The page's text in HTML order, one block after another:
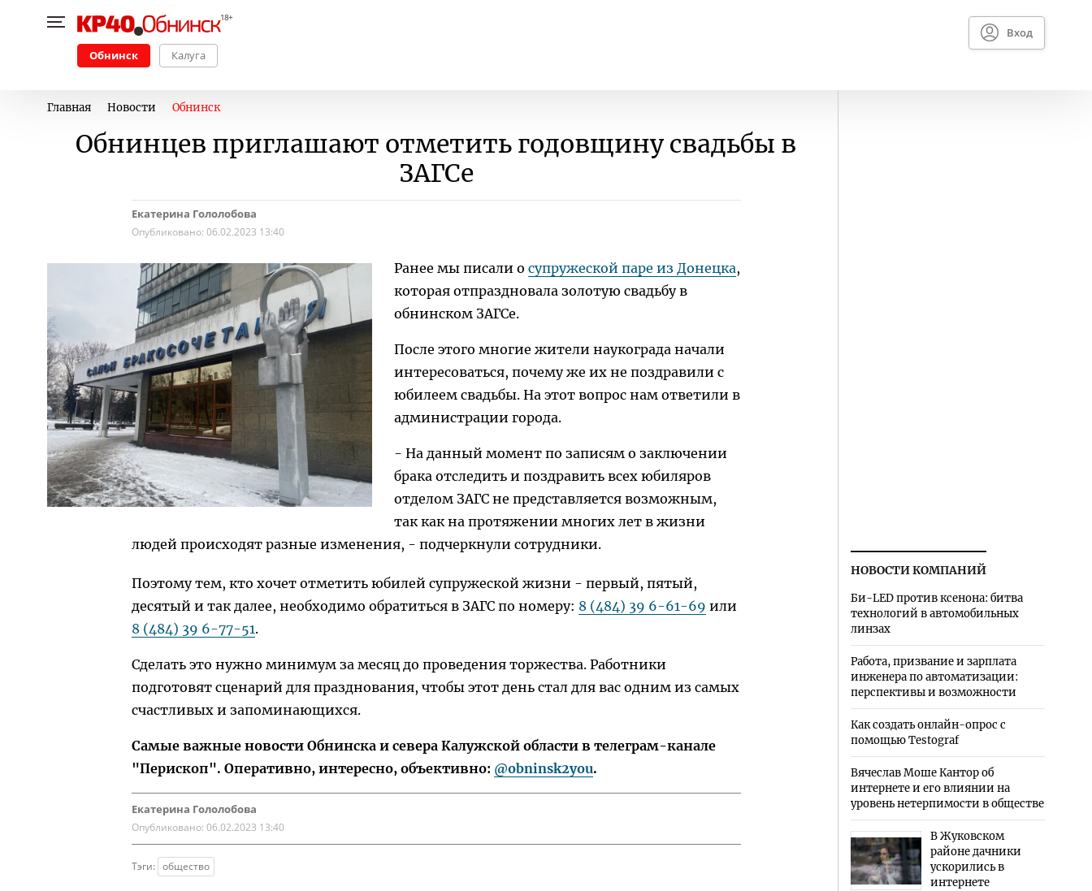
Обнинск Калуга
Вход
Главная Новости Обнинск
Обнинцев приглашают отметить годовщину свадьбы в
ЗАГСе
Екатерина Гололобова
Опубликовано: 06.02.2023 13:40
Ранее мы писали о супружеской паре из Донецка,
которая отпраздновала золотую свадьбу в
обнинском ЗАГСе.
После этого многие жители наукограда начали
интересоваться, почему же их не поздравили с
юбилеем свадьбы. На этот вопрос нам ответили в
администрации города.
- На данный момент по записям о заключении
брака отследить и поздравить всех юбиляров
отделом ЗАГС не представляется возможным,
так как на протяжении многих лет в жизни
людей происходят разные изменения, - подчеркнули сотрудники.
Поэтому тем, кто хочет отметить юбилей супружеской жизни - первый, пятый,
десятый и так далее, необходимо обратиться в ЗАГС по номеру: 8 (484) 39 6-61-69 или
8 (484) 39 6-77-51.
Сделать это нужно минимум за месяц до проведения торжества. Работники
подготовят сценарий для празднования, чтобы этот день стал для вас одним из самых
счастливых и запоминающихся.
Самые важные новости Обнинска и севера Калужской области в телеграм-канале
"Перископ". Оперативно, интересно, объективно: @obninsk2you.
Екатерина Гололобова
Опубликовано: 06.02.2023 13:40
Тэги: общество
НОВОСТИ КОМПАНИЙ
Би-LED против ксенона: битва
технологий в автомобильных
линзах
Работа, призвание и зарплата
инженера по автоматизации:
перспективы и возможности
Как создать онлайн-опрос с
помощью Testograf
Вячеслав Моше Кантор об
интернете и его влиянии на
уровень нетерпимости в обществе
В Жуковском
районе дачники
ускорились в
интернете